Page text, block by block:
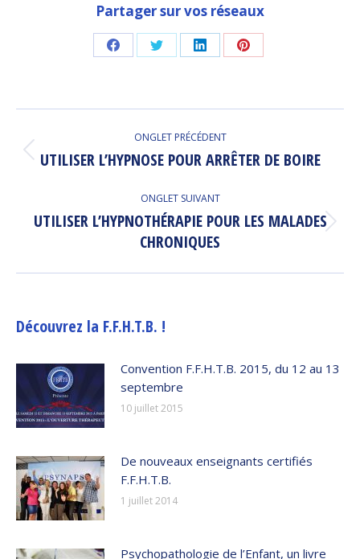
Partager sur vos réseaux
Share Share Share Share
de
commentaire
ONGLET PRÉCÉDENT
Onglet
UTILISER L’HYPNOSE POUR ARRÊTER DE BOIRE
ONGLET SUIVANT
Onglet
suivant
UTILISER L’HYPNOTHÉRAPIE POUR LES MALADES
CHRONIQUES
Découvrez la F.F.H.T.B. !
Convention F.F.H.T.B. 2015, du 12 au 13
septembre
10 juillet 2015
De nouveaux enseignants certifiés
F.F.H.T.B.
1 juillet 2014
Psychopathologie de l’Enfant, un livre